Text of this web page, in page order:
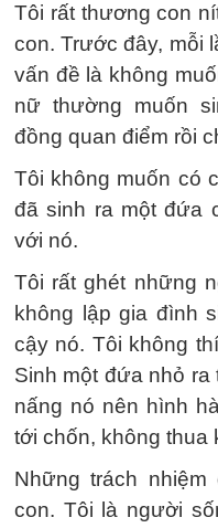
Tôi rất thương con
con. Trước đây, mỗi
vấn đề là không
nữ thường muốn
đồng quan điểm rồi
Tôi không muốn có
đã sinh ra một đứa
với nó.
Tôi rất ghét những
không lập gia đình
cậy nó. Tôi không
Sinh một đứa nhỏ ra
nấng nó nên hình
tới chốn, không thua
Những trách
con. Tôi là người